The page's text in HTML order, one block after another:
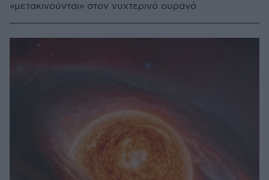
«μετακινούνται» στον νυχτερινό ουρανό